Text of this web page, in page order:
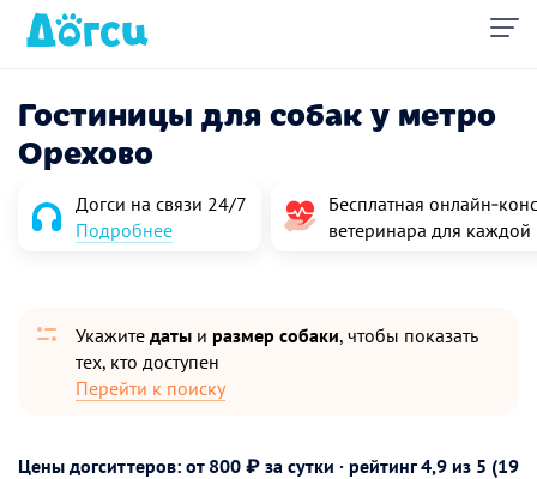
Гостиницы для собак у метро
Орехово
Догси на связи 24/7
Подробнее
Бесплатная
ветеринара для
Укажите даты и размер собаки, чтобы показать
тех, кто доступен
Перейти к поиску
Цены догситтеров: от 800 ₽ за сутки · рейтинг4,9 из 5 (19